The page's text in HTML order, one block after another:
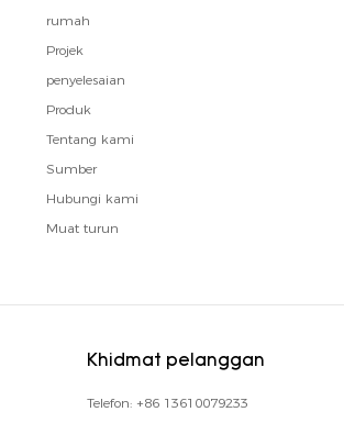
rumah
Projek
penyelesaian
Produk
Tentang kami
Sumber
Hubungi kami
Muat turun
Khidmat pelanggan
Telefon: +86 13610079233